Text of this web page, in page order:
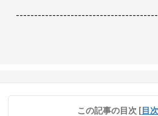
この記事の目次 [目